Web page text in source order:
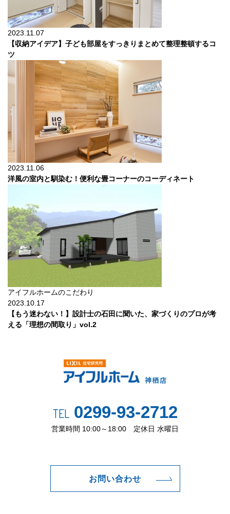
2023.11.07
【収納アイデア】子ども部屋をすっきりまとめて整理整頓するコ
ツ
2023.11.06
洋風の室内と馴染む！便利な畳コーナーのコーディネート
アイフルホームのこだわり
2023.10.17
【もう迷わない！】設計士の石田に聞いた、家づくりのプロが考
える「理想の間取り」vol.2
TEL0299-93-2712
営業時間 10:00～18:00 定休日 水曜日
お問い合わせ